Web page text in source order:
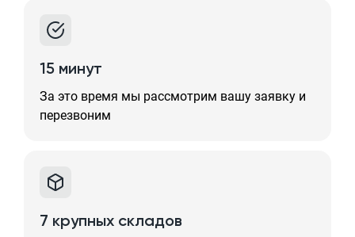
15 минут
За это время мы рассмотрим вашу заявку и
перезвоним
7 крупных складов